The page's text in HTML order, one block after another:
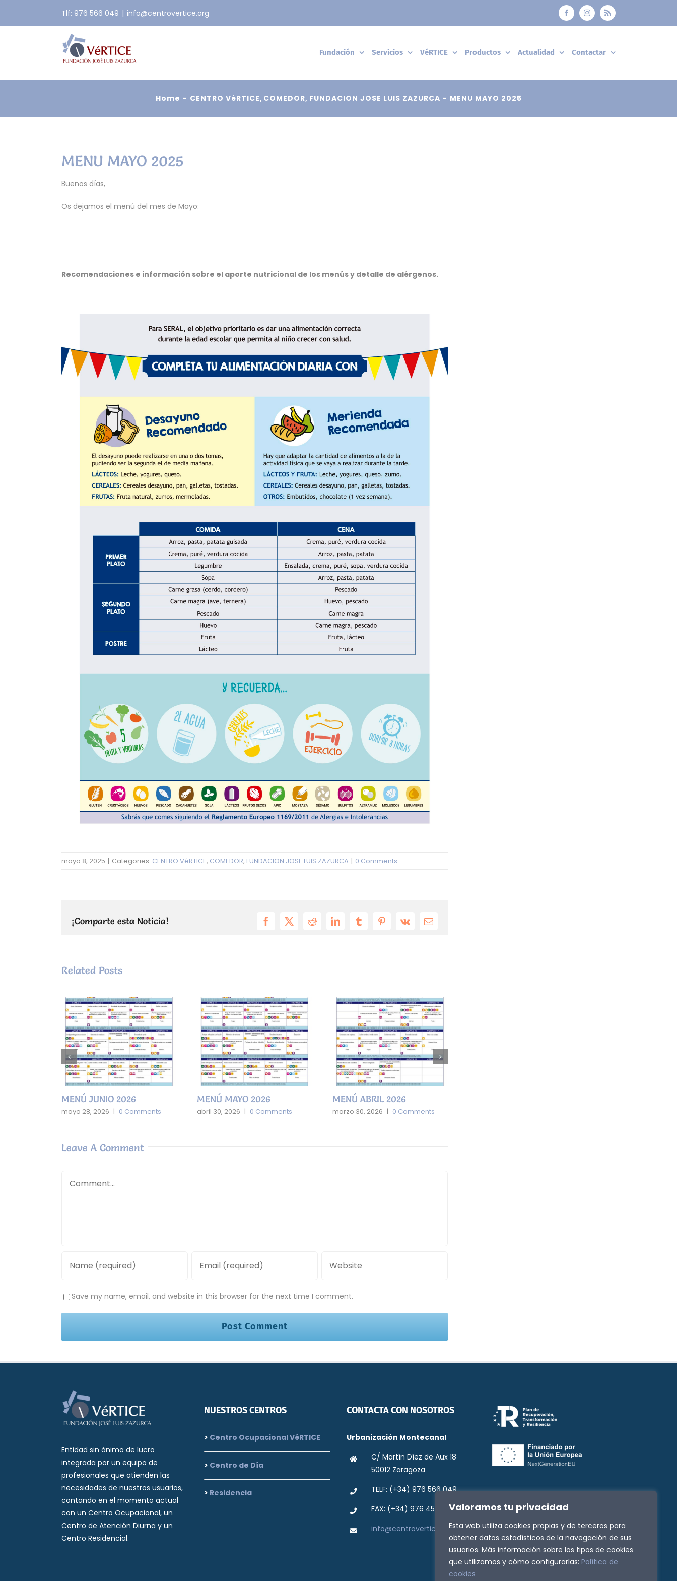
Valoramos tu privacidad
Esta web utiliza cookies propias y de terceros para
obtener datos estadísticos de la navegación de sus
usuarios. Más información sobre los tipos de cookies
que utilizamos y cómo configurarlas: Política de
cookies
Tlf: 976 566 049 | info@centrovertice.org FacebookInstagramRss
Fundación Servicios VéRTICE Productos Actualidad Contactar
Home CENTRO VéRTICE COMEDOR FUNDACION JOSE LUIS ZAZURCA MENU MAYO 2025
MENU MAYO 2025
Buenos días,
Os dejamos el menú del mes de Mayo:
Recomendaciones e información sobre el aporte nutricional de los menús y detalle de alérgenos.
mayo 8, 2025 | Categories: CENTRO VéRTICE, COMEDOR, FUNDACION JOSE LUIS ZAZURCA | 0 Comments
¡Comparte esta Noticia! Facebook
X RedditLinkedInTumblrPinterest
Vk Email
Related Posts
MENÚ JUNIO 2026
mayo 28, 2026 | 0 Comments
MENÚ MAYO 2026
abril 30, 2026 | 0 Comments
MENÚ ABRIL 2026
marzo 30, 2026 | 0 Comments
Leave A Comment
Save my name, email, and website in this browser for the next time I comment.
Entidad sin ánimo de lucro
integrada por un equipo de
profesionales que atienden las
necesidades de nuestros usuarios,
contando en el momento actual
con un Centro Ocupacional, un
Centro de Atención Diurna y un
Centro Residencial.
NUESTROS CENTROS
> Centro Ocupacional VéRTICE
> Centro de Día
> Residencia
CONTACTA CON NOSOTROS
Urbanización Montecanal
C/ Martín Díez de Aux 18
50012 Zaragoza
TELF: (+34) 976 566 049
FAX: (+34) 976 458 423
info@centrovertice.org